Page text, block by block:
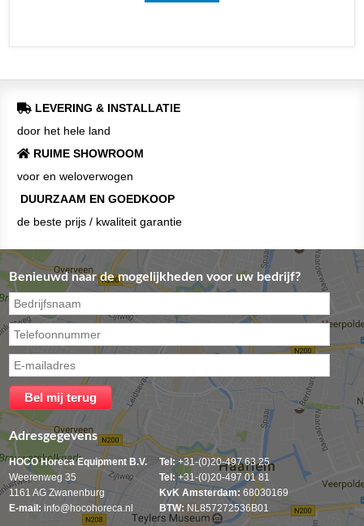
LEVERING & INSTALLATIE
door het hele land
RUIME SHOWROOM
voor en weloverwogen
DUURZAAM EN GOEDKOOP
de beste prijs / kwaliteit garantie
Benieuwd naar de mogelijkheden voor uw bedrijf?
Adresgegevens
HOCO Horeca Equipment B.V.
Weerenweg 35
1161 AG Zwanenburg
E-mail: info@hocohoreca.nl
Tel:+31-(0)20-497 63 25
Tel:+31-(0)20-497 01 81
KvK Amsterdam: 68030169
BTW: NL857272536B01